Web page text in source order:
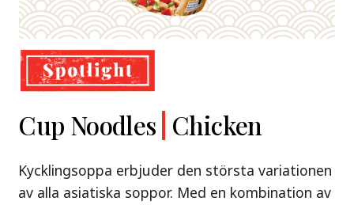
Nissin
Premium
Shoyu Yuzu,
& Tonkotsu
Cup Noodles Chicken
Kycklingsoppa erbjuder den största variationen
av alla asiatiska soppor. Med en kombination av
Demae
Beef
Nissin Demae Ramen Beef – en söt och syrlig